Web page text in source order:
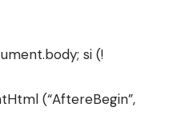
si (!
(“AftereBegin”,